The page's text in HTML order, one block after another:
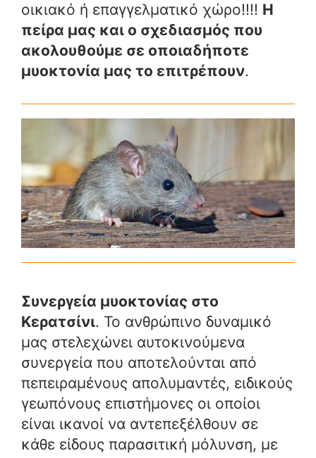
οικιακό ή επαγγελματικό χώρο!!!! Η
πείρα μας και ο σχεδιασμός που
ακολουθούμε σε οποιαδήποτε
μυοκτονία μας το επιτρέπουν.
Συνεργεία μυοκτονίας στο
Κερατσίνι. Το ανθρώπινο δυναμικό
μας στελεχώνει αυτοκινούμενα
συνεργεία που αποτελούνται από
πεπειραμένους απολυμαντές, ειδικούς
γεωπόνους επιστήμονες οι οποίοι
είναι ικανοί να αντεπεξέλθουν σε
κάθε είδους παρασιτική μόλυνση, με